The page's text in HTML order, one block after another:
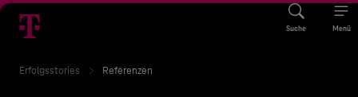
Suche Menü
Erfolgsstories Referenzen